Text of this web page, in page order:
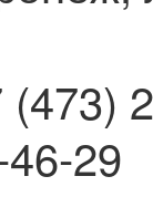
29